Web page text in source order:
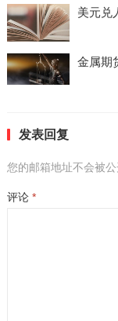
美元兑
金属期
发表回复
您的邮箱地址不会被公
评论 *